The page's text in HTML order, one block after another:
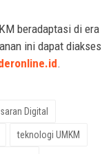
beradaptasi di era
ini dapat diakses
.
Digital
teknologi UMKM